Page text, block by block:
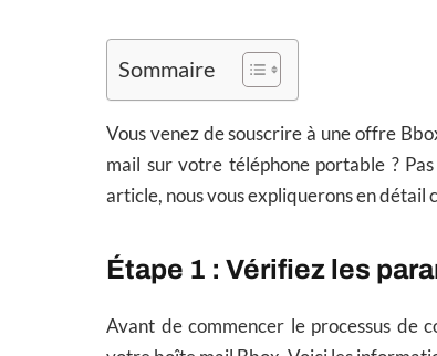
Sommaire
Vous venez de souscrire à une offre
mail sur votre téléphone portable ?
article, nous vous expliquerons en
Étape 1 : Vérifiez les
Avant de commencer le processus de